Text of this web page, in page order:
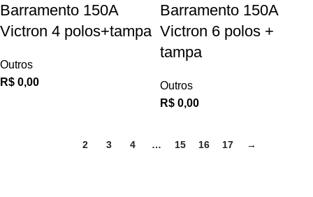
Barramento 150A
Victron 4 polos+tampa
Outros
R$ 0,00
Barramento 150A
Victron 6 polos +
tampa
Outros
R$ 0,00
2 3 4 … 15 16 17 →